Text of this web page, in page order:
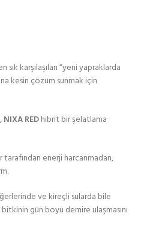
karşılaşılan “yeni yapraklarda
kesin çözüm sunmak için
NIXA REDhibrit bir şelatlama
tarafından enerji harcanmadan,
ve kireçli sularda bile
gün boyu demire ulaşmasını